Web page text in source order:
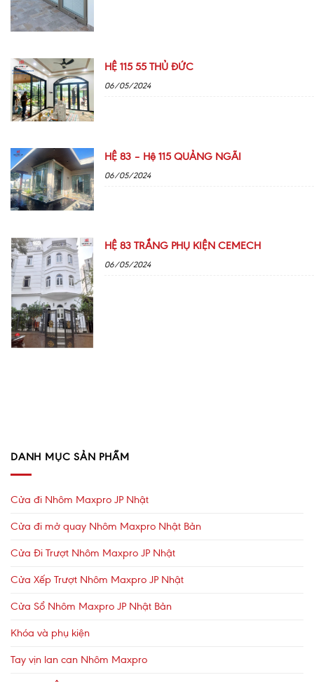
HỆ 115 55 THỦ ĐỨC
06/05/2024
HỆ 83 – Hệ 115 QUẢNG NGÃI
06/05/2024
HỆ 83 TRẮNG PHỤ KIỆN CEMECH
06/05/2024
DANH MỤC SẢN PHẨM
Cửa đi Nhôm Maxpro JP Nhật
Cửa đi mở quay Nhôm Maxpro Nhật Bản
Cửa Đi Trượt Nhôm Maxpro JP Nhật
Cửa Xếp Trượt Nhôm Maxpro JP Nhật
Cửa Sổ Nhôm Maxpro JP Nhật Bản
Khóa và phụ kiện
Tay vịn lan can Nhôm Maxpro